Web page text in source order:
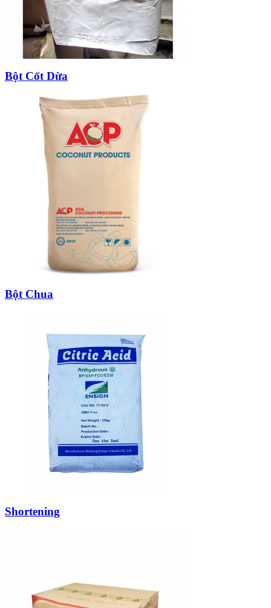
Bột Cốt Dừa
Bột Chua
Shortening